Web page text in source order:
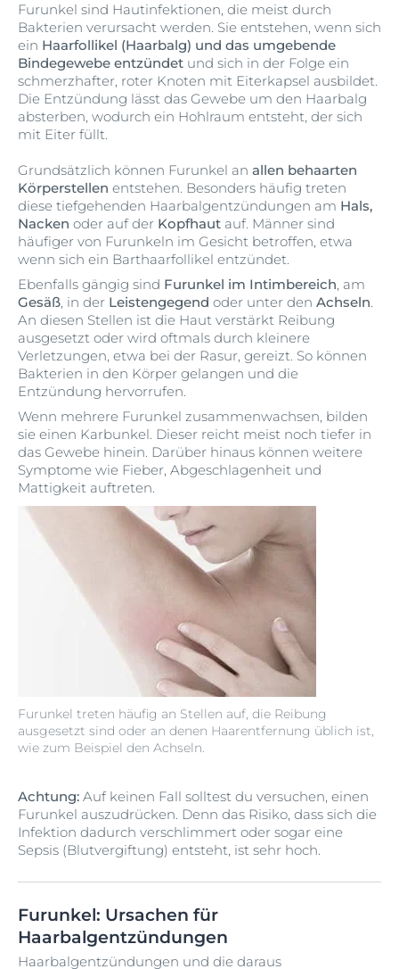
Furunkel sind Hautinfektionen, die meist durch
Bakterien verursacht werden. Sie entstehen, wenn sich
ein Haarfollikel (Haarbalg) und das umgebende
Bindegewebe entzündet und sich in der Folge ein
schmerzhafter, roter Knoten mit Eiterkapsel ausbildet.
Die Entzündung lässt das Gewebe um den Haarbalg
absterben, wodurch ein Hohlraum entsteht, der sich
mit Eiter füllt.
Furunkel treten häufig an Stellen auf, die Reibung
ausgesetzt sind oder an denen Haarentfernung üblich ist,
wie zum Beispiel den Achseln.
Grundsätzlich können Furunkel an allen behaarten
Körperstellen entstehen. Besonders häufig treten
diese tiefgehenden Haarbalgentzündungen am Hals,
Nacken oder auf der Kopfhaut auf. Männer sind
häufiger von Furunkeln im Gesicht betroffen, etwa
wenn sich ein Barthaarfollikel entzündet.
Ebenfalls gängig sind Furunkel im Intimbereich, am
Gesäß, in der Leistengegend oder unter den Achseln.
An diesen Stellen ist die Haut verstärkt Reibung
ausgesetzt oder wird oftmals durch kleinere
Verletzungen, etwa bei der Rasur, gereizt. So können
Bakterien in den Körper gelangen und die
Entzündung hervorrufen.
Wenn mehrere Furunkel zusammenwachsen, bilden
sie einen Karbunkel. Dieser reicht meist noch tiefer in
das Gewebe hinein. Darüber hinaus können weitere
Symptome wie Fieber, Abgeschlagenheit und
Mattigkeit auftreten.
Achtung: Auf keinen Fall solltest du versuchen, einen
Furunkel auszudrücken. Denn das Risiko, dass sich die
Infektion dadurch verschlimmert oder sogar eine
Sepsis (Blutvergiftung) entsteht, ist sehr hoch.
Furunkel: Ursachen für
Haarbalgentzündungen
Haarbalgentzündungen und die daraus